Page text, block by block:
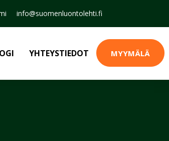
info@suomenluontolehti.fi
YHTEYSTIEDOT MYYMÄLÄ